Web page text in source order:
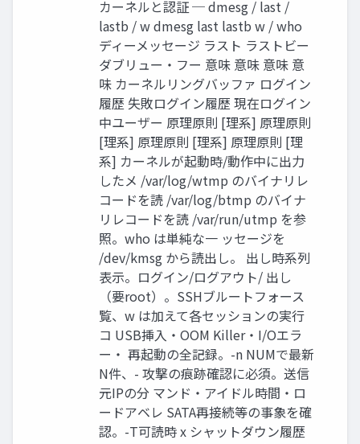
カーネルと認証 ─ dmesg / last /
lastb / w dmesg last lastb w / who
ディーメッセージ ラスト ラストビー
ダブリュー・フー 意味 意味 意味 意
味 カーネルリングバッファ ログイン
履歴 失敗ログイン履歴 現在ログイン
中ユーザー 原理原則 [理系] 原理原則
[理系] 原理原則 [理系] 原理原則 [理
系] カーネルが起動時/動作中に出力
したメ /var/log/wtmp のバイナリレ
コードを読 /var/log/btmp のバイナ
リレコードを読 /var/run/utmp を参
照。who は単純な一 ッセージを
/dev/kmsg から読出し。 出し時系列
表示。ログイン/ログアウト/ 出し
（要root）。SSHブルートフォース
覧、w は加えて各セッションの実行
コ USB挿入・OOM Killer・I/Oエラ
ー・ 再起動の全記録。-n NUMで最新
N件、- 攻撃の痕跡確認に必須。送信
元IPの分 マンド・アイドル時間・ロ
ードアベレ SATA再接続等の事象を確
認。-T可読時 x シャットダウン履歴